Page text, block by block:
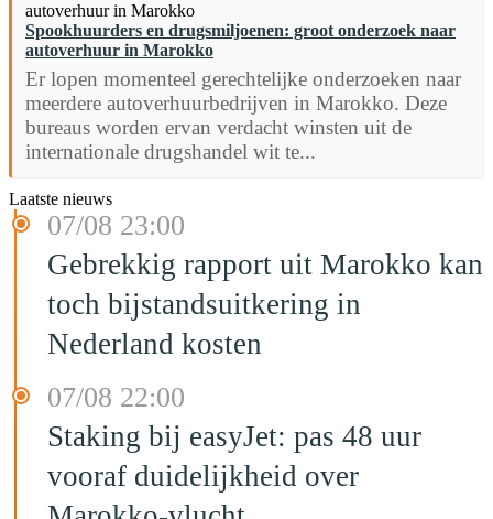
Spookhuurders en drugsmiljoenen: groot onderzoek naar
autoverhuur in Marokko
Er lopen momenteel gerechtelijke onderzoeken naar
meerdere autoverhuurbedrijven in Marokko. Deze
bureaus worden ervan verdacht winsten uit de
internationale drugshandel wit te...
Laatste nieuws
07/08 23:00
Gebrekkig rapport uit Marokko kan
toch bijstandsuitkering in
Nederland kosten
07/08 22:00
Staking bij easyJet: pas 48 uur
vooraf duidelijkheid over